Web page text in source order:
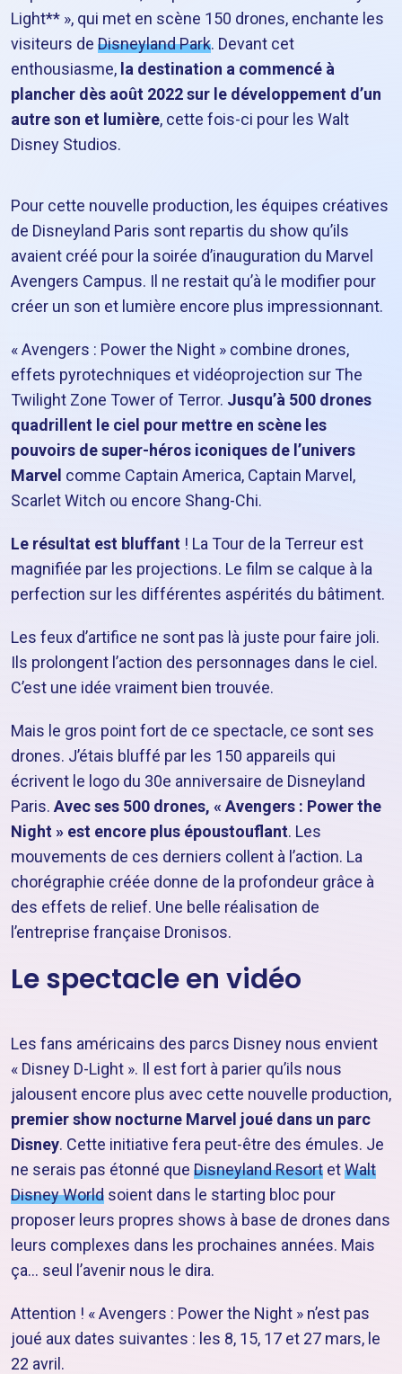
Light** », qui met en scène 150 drones, enchante les
visiteurs de Disneyland Park. Devant cet
enthousiasme, la destination a commencé à
plancher dès août 2022 sur le développement d’un
autre son et lumière, cette fois-ci pour les Walt
Disney Studios.
Pour cette nouvelle production, les équipes créatives
de Disneyland Paris sont repartis du show qu’ils
avaient créé pour la soirée d’inauguration du Marvel
Avengers Campus. Il ne restait qu’à le modifier pour
créer un son et lumière encore plus impressionnant.
« Avengers : Power the Night » combine drones,
effets pyrotechniques et vidéoprojection sur The
Twilight Zone Tower of Terror. Jusqu’à 500 drones
quadrillent le ciel pour mettre en scène les
pouvoirs de super-héros iconiques de l’univers
Marvel comme Captain America, Captain Marvel,
Scarlet Witch ou encore Shang-Chi.
Le résultat est bluffant ! La Tour de la Terreur est
magnifiée par les projections. Le film se calque à la
perfection sur les différentes aspérités du bâtiment.
Les feux d’artifice ne sont pas là juste pour faire joli.
Ils prolongent l’action des personnages dans le ciel.
C’est une idée vraiment bien trouvée.
Mais le gros point fort de ce spectacle, ce sont ses
drones. J’étais bluffé par les 150 appareils qui
écrivent le logo du 30e anniversaire de Disneyland
Paris. Avec ses 500 drones, « Avengers : Power the
Night » est encore plus époustouflant. Les
mouvements de ces derniers collent à l’action. La
chorégraphie créée donne de la profondeur grâce à
des effets de relief. Une belle réalisation de
l’entreprise française Dronisos.
Le spectacle en vidéo
Les fans américains des parcs Disney nous envient
« Disney D-Light ». Il est fort à parier qu’ils nous
jalousent encore plus avec cette nouvelle production,
premier show nocturne Marvel joué dans un parc
Disney. Cette initiative fera peut-être des émules. Je
ne serais pas étonné que Disneyland Resort etWalt
Disney World soient dans le starting bloc pour
proposer leurs propres shows à base de drones dans
leurs complexes dans les prochaines années. Mais
ça… seul l’avenir nous le dira.
Attention ! « Avengers : Power the Night » n’est pas
joué aux dates suivantes : les 8, 15, 17 et 27 mars, le
22 avril.